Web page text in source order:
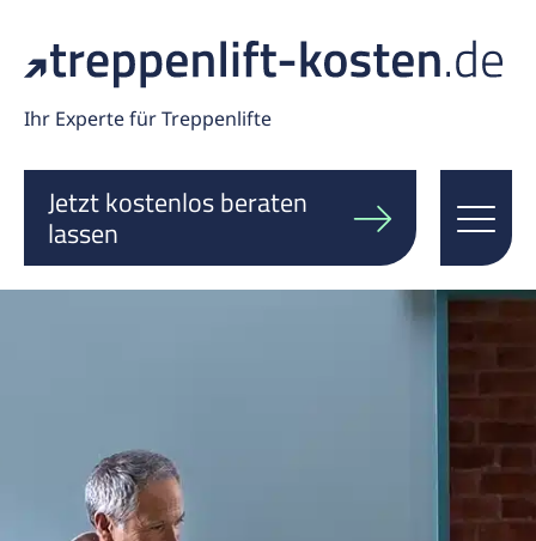
Ihr Experte für Treppenlifte
Jetzt kostenlos beraten
lassen